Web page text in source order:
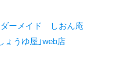
ダーメイド しおん庵
ょうゆ屋」web店